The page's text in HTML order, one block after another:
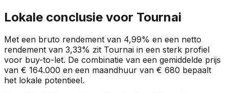
Lokale conclusie voor Tournai
Met een bruto rendement van 4,99% en een netto
rendement van 3,33% zit Tournai in een sterk profiel
voor buy-to-let. De combinatie van een gemiddelde prijs
van € 164.000 en een maandhuur van € 680 bepaalt
het lokale potentieel.